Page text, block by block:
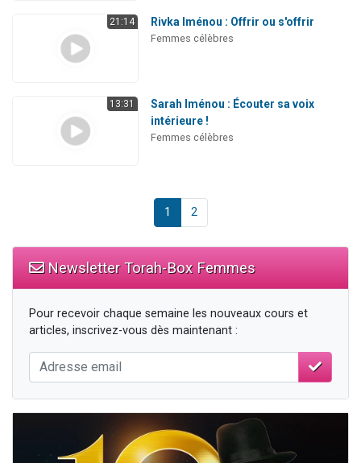
21:14 Rivka Iménou : Offrir ou s'offrir
Femmes célèbres
13:31
Sarah Iménou : Écouter sa voix
intérieure !
Femmes célèbres
1 2
Newsletter Torah-Box Femmes
Pour recevoir chaque semaine les nouveaux cours et
articles, inscrivez-vous dès maintenant :